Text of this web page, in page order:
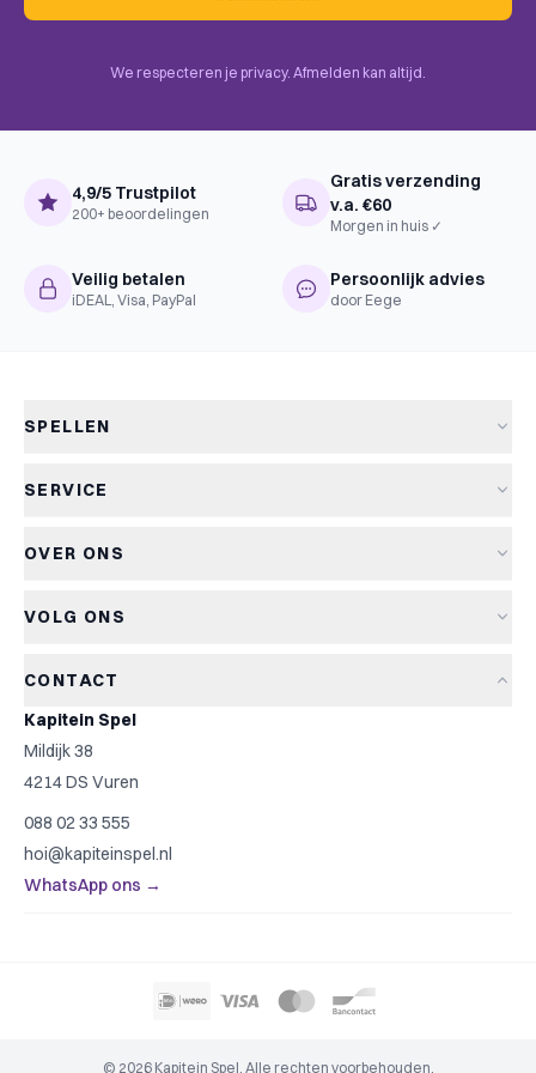
Death Ending, Turn Order:
Complexiteit
Instapper
We respecteren je privacy. Afmelden kan altijd.
4,9/5 Trustpilot
200+ beoordelingen
Gratis verzending
v.a. €60
Morgen in huis ✓
Veilig betalen
iDEAL, Visa, PayPal
Persoonlijk advies
door Eege
SPELLEN
Nieuwe spellen
Kinderspellen
Top 10
SERVICE
Retourneren
OVER ONS
Het Kapiteinsspel
Spelregels
Contact
VOLG ONS
CONTACT
Kapitein Spel
Mildijk 38
4214 DS Vuren
088 02 33 555
hoi@kapiteinspel.nl
WhatsApp ons →
© 2026 Kapitein Spel. Alle rechten voorbehouden.